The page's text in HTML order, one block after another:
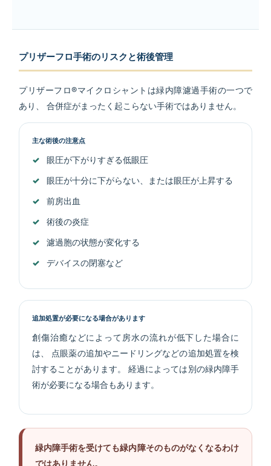
プリザーフロ手術のリスクと術後管理
プリザーフロ®マイクロシャントは緑内障濾過手術の一つで
あり、 合併症がまったく起こらない手術ではありません。
主な術後の注意点
眼圧が下がりすぎる低眼圧
眼圧が十分に下がらない、または眼圧が上昇する
前房出血
術後の炎症
濾過胞の状態が変化する
デバイスの閉塞など
追加処置が必要になる場合があります
創傷治癒などによって房水の流れが低下した場合に
は、 点眼薬の追加やニードリングなどの追加処置を検
討することがあります。 経過によっては別の緑内障手
術が必要になる場合もあります。
緑内障手術を受けても緑内障そのものがなくなるわけ
ではありません。